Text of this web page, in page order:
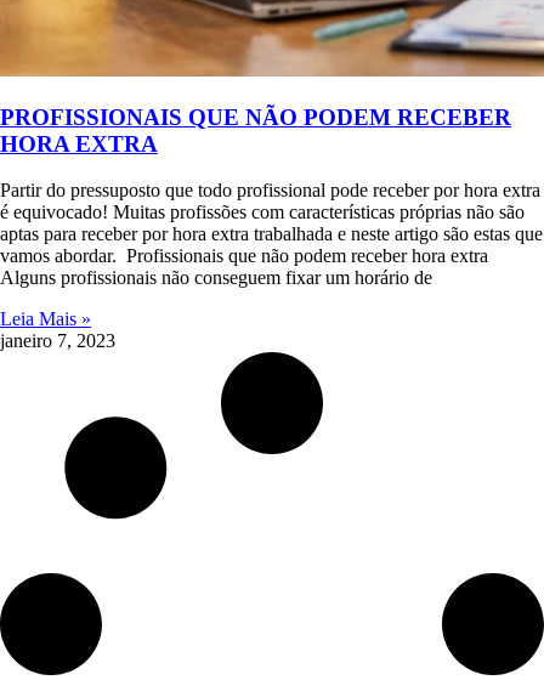
PROFISSIONAIS QUE NÃO PODEM RECEBER
HORA EXTRA
Partir do pressuposto que todo profissional pode receber por hora extra
é equivocado! Muitas profissões com características próprias não são
aptas para receber por hora extra trabalhada e neste artigo são estas que
vamos abordar. Profissionais que não podem receber hora extra
Alguns profissionais não conseguem fixar um horário de
Leia Mais »
janeiro 7, 2023